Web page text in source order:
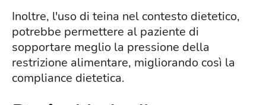
Inoltre, l'uso di teina nel contesto dietetico,
potrebbe permettere al paziente di
sopportare meglio la pressione della
restrizione alimentare, migliorando così la
compliance dietetica.